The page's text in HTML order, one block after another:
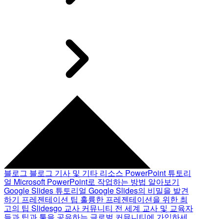
블로그 블로그 기사 및 기타 리소스 PowerPoint 튜토리
얼 Microsoft PowerPoint로 작업하는 방법 알아보기
Google Slides 튜토리얼 Google Slides의 비밀을 발견
하기 프레젠테이션 팁 훌륭한 프레젠테이션을 위한 최
고의 팁 Slidesgo 교사 커뮤니티 전 세계 교사 및 교육자